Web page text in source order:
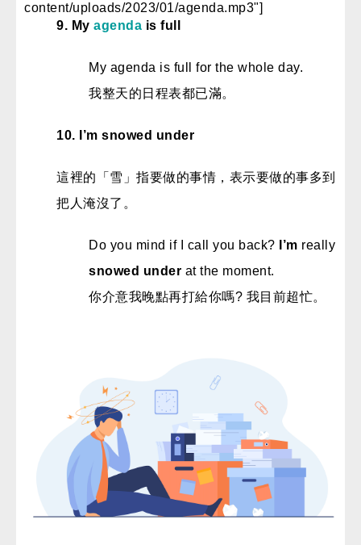
content/uploads/2023/01/agenda.mp3"]
9. My agenda is full
My agenda is full for the whole day.
我整天的日程表都已滿。
10. I’m snowed under
這裡的「雪」指要做的事情，表示要做的事多到
把人淹沒了。
Do you mind if I call you back? I’m really
snowed under at the moment.
你介意我晚點再打給你嗎? 我目前超忙。